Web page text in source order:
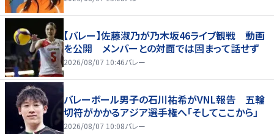
【バレー】佐藤淑乃が乃木坂46ライブ観戦 動画
を公開 メンバーとの対面では固まって話せず
2026/08/07 10:46バレー
バレーボール男子の石川祐希がVNL報告 五輪
切符がかかるアジア選手権へ「そしてここから」
2026/08/07 10:08バレー